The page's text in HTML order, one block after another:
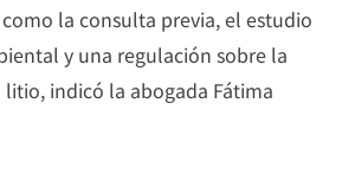
la consulta previa, el estudio
y una regulación sobre la
indicó la abogada Fátima